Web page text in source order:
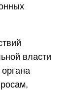
власти